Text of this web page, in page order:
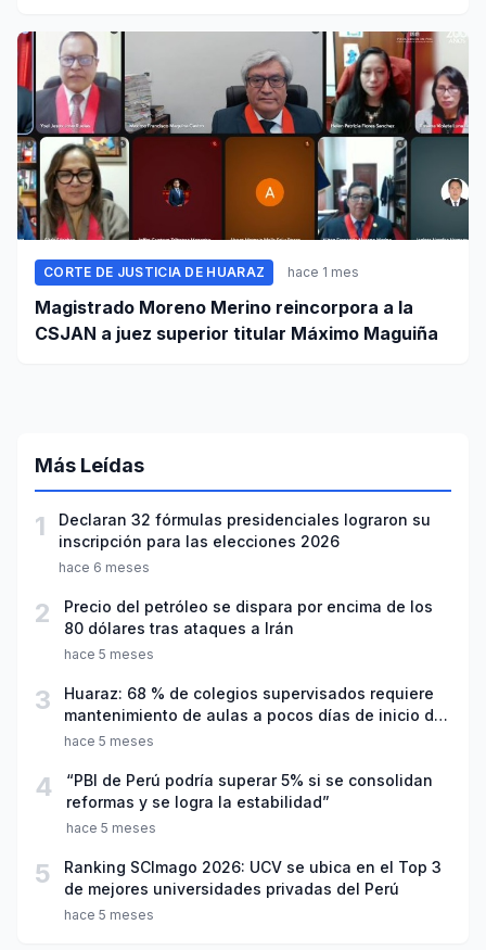
CORTE DE JUSTICIA DE HUARAZ hace 1 mes
Magistrado Moreno Merino reincorpora a la
CSJAN a juez superior titular Máximo Maguiña
Más Leídas
1
Declaran 32 fórmulas presidenciales lograron su
inscripción para las elecciones 2026
hace 6 meses
2
Precio del petróleo se dispara por encima de los
80 dólares tras ataques a Irán
hace 5 meses
3
Huaraz: 68 % de colegios supervisados requiere
mantenimiento de aulas a pocos días de inicio del
año escolar 2026
hace 5 meses
4
“PBI de Perú podría superar 5% si se consolidan
reformas y se logra la estabilidad”
hace 5 meses
5
Ranking SCImago 2026: UCV se ubica en el Top 3
de mejores universidades privadas del Perú
hace 5 meses